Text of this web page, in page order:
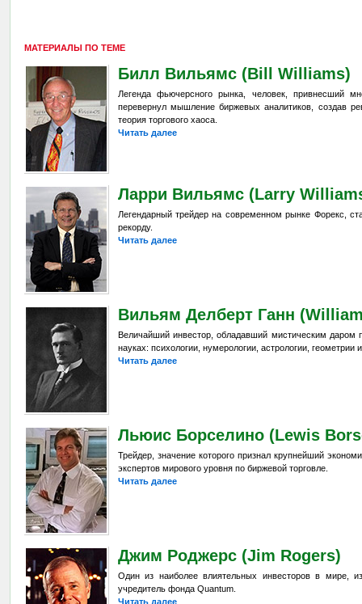
МАТЕРИАЛЫ ПО ТЕМЕ
Билл Вильямс (Bill Williams)
Легенда фьючерсного рынка, человек, привнесший
перевернул мышление биржевых аналитиков, создав
теория торгового хаоса.
Читать далее
Ларри Вильямс (Larry
Легендарный трейдер на современном рынке Форекс,
рекорду.
Читать далее
Вильям Делберт Ганн
Величайший инвестор, обладавший мистическим даром
науках: психологии, нумерологии, астрологии, геометрии
Читать далее
Льюис Борселино (Lewis
Трейдер, значение которого признал крупнейший
экспертов мирового уровня по биржевой торговле.
Читать далее
Джим Роджерс (Jim Rogers)
Один из наиболее влиятельных инвесторов в мире,
учредитель фонда Quantum.
Читать далее